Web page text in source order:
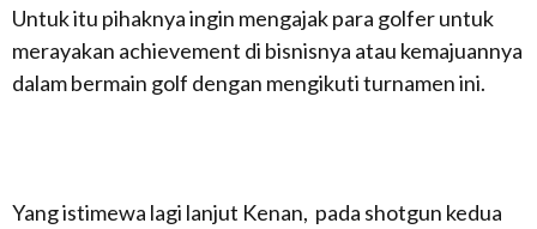
Untuk itu pihaknya ingin mengajak para golfer untuk
merayakan achievement di bisnisnya atau kemajuannya
dalam bermain golf dengan mengikuti turnamen ini.
Yang istimewa lagi lanjut Kenan, pada shotgun kedua